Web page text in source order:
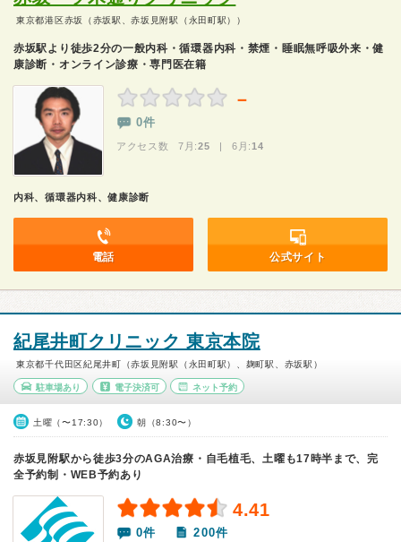
東京都港区赤坂（赤坂駅、赤坂見附駅（永田町駅））
赤坂駅より徒歩2分の一般内科・循環器内科・禁煙・睡眠無呼吸外来・健
康診断・オンライン診療・専門医在籍
－
0件
アクセス数 7月:25 | 6月: 14
内科、循環器内科、健康診断
電話 公式サイト
紀尾井町クリニック 東京本院
東京都千代田区紀尾井町（赤坂見附駅（永田町駅）、麹町駅、赤坂駅）
駐車場あり 電子決済可 ネット予約
土曜（〜17:30） 朝（8:30〜）
赤坂見附駅から徒歩3分のAGA治療・自毛植毛、土曜も17時半まで、完
全予約制・WEB予約あり
4.41
0件 200件